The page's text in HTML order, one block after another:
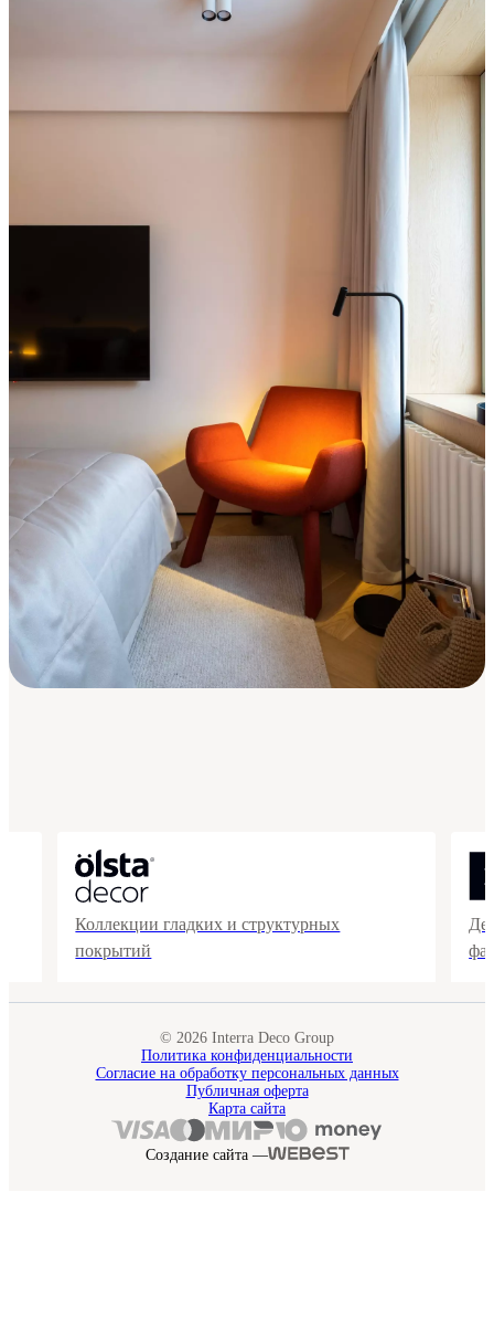
Коллекции гладких и структурных
покрытий
© 2026 Interra Deco Group
Политика конфиденциальности
Согласие на обработку персональных данных
Публичная оферта
Карта сайта
Создание сайта —